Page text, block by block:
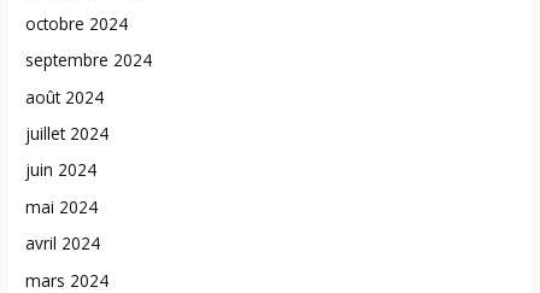
octobre 2024
septembre 2024
août 2024
juillet 2024
juin 2024
mai 2024
avril 2024
mars 2024